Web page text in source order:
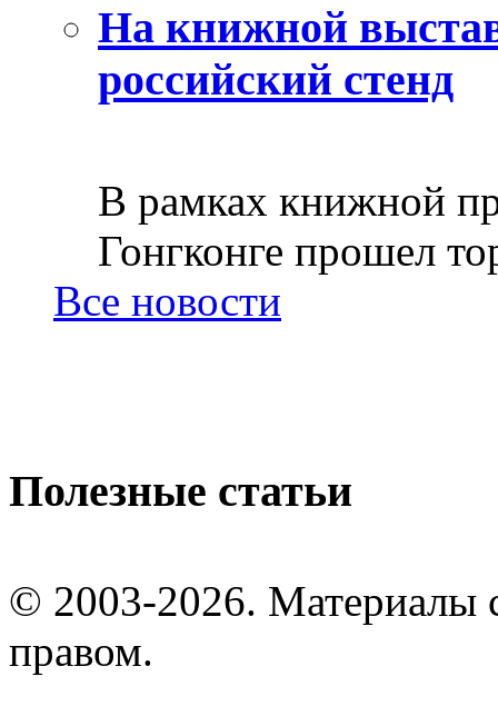
На книжной
российский стенд
В рамках книжной
Гонгконге прошел
Все новости
Полезные статьи
© 2003-2026. Материалы
правом.